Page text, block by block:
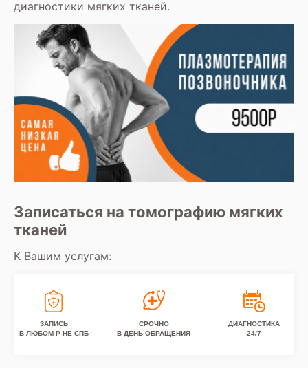
диагностики мягких тканей.
Записаться на томографию мягких
тканей
К Вашим услугам:
ЗАПИСЬ
В ЛЮБОМ Р-НЕ СПБ
СРОЧНО
В ДЕНЬ ОБРАЩЕНИЯ
ДИАГНОСТИКА
24/7